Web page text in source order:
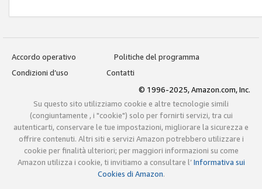
Accordo operativo
Politiche del programma
Condizioni d’uso
Contatti
© 1996-2025, Amazon.com, Inc.
Su questo sito utilizziamo cookie e altre tecnologie simili
(congiuntamente , i "cookie") solo per fornirti servizi, tra cui
autenticarti, conservare le tue impostazioni, migliorare la sicurezza e
offrire contenuti. Altri siti e servizi Amazon potrebbero utilizzare i
cookie per finalità ulteriori; per maggiori informazioni su come
Amazon utilizza i cookie, ti invitiamo a consultare l’Informativa sui
Cookies di Amazon.